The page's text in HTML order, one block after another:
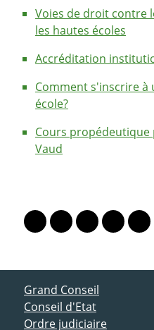
Voies de droit contre
les hautes écoles
Accréditation
Comment s'inscrire
école?
Cours propédeutique
Vaud
Lien vers le profil
Lien vers le profil
Lien vers le
Lien
ACCÈS DIRECT
Grand Conseil
Conseil d'Etat
Ordre judiciaire